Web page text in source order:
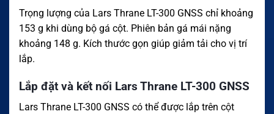
Trọng lượng của Lars Thrane LT-300 GNSS chỉ khoảng
153 g khi dùng bộ gá cột. Phiên bản gá mái nặng
khoảng 148 g. Kích thước gọn giúp giảm tải cho vị trí
lắp.
Lắp đặt và kết nối Lars Thrane LT-300 GNSS
Lars Thrane LT-300 GNSS có thể được lắp trên cột